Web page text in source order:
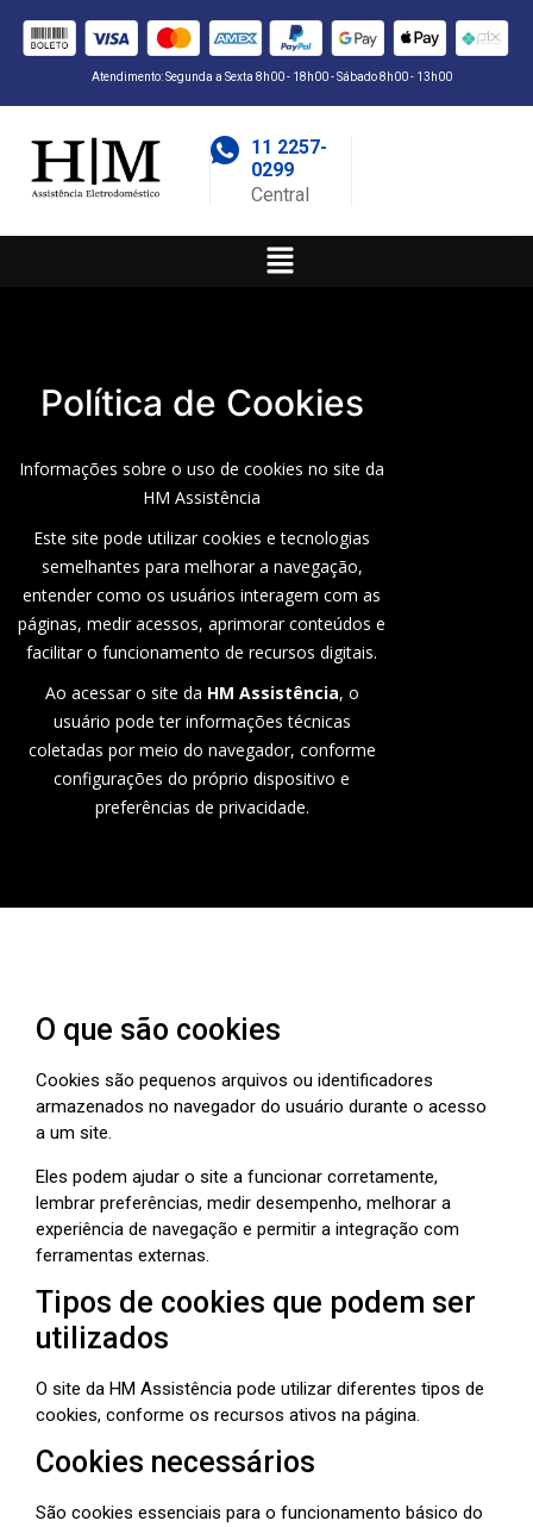
Atendimento: Segunda a Sexta 8h00 - 18h00 - Sábado 8h00 - 13h00
11 2257-
0299
Central
Política de Cookies
Informações sobre o uso de cookies no site da
HM Assistência
Este site pode utilizar cookies e tecnologias
semelhantes para melhorar a navegação,
entender como os usuários interagem com as
páginas, medir acessos, aprimorar conteúdos e
facilitar o funcionamento de recursos digitais.
Ao acessar o site da HM Assistência, o
usuário pode ter informações técnicas
coletadas por meio do navegador, conforme
configurações do próprio dispositivo e
preferências de privacidade.
O que são cookies
Cookies são pequenos arquivos ou identificadores
armazenados no navegador do usuário durante o acesso
a um site.
Eles podem ajudar o site a funcionar corretamente,
lembrar preferências, medir desempenho, melhorar a
experiência de navegação e permitir a integração com
ferramentas externas.
Tipos de cookies que podem ser
utilizados
O site da HM Assistência pode utilizar diferentes tipos de
cookies, conforme os recursos ativos na página.
Cookies necessários
São cookies essenciais para o funcionamento básico do